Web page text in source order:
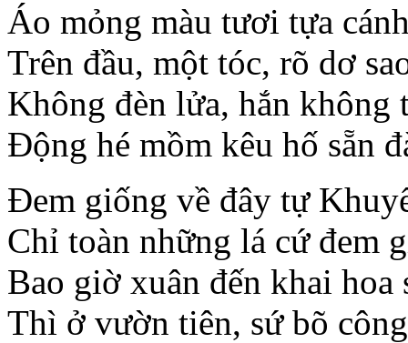
Áo mỏng màu tươi tựa
Trên đầu, một tóc, rõ dơ
Không đèn lửa, hắn không
Động hé mồm kêu hố sẵn
Đem giống về đây tự
Chỉ toàn những lá cứ đem
Bao giờ xuân đến khai hoa
Thì ở vườn tiên, sứ bõ công